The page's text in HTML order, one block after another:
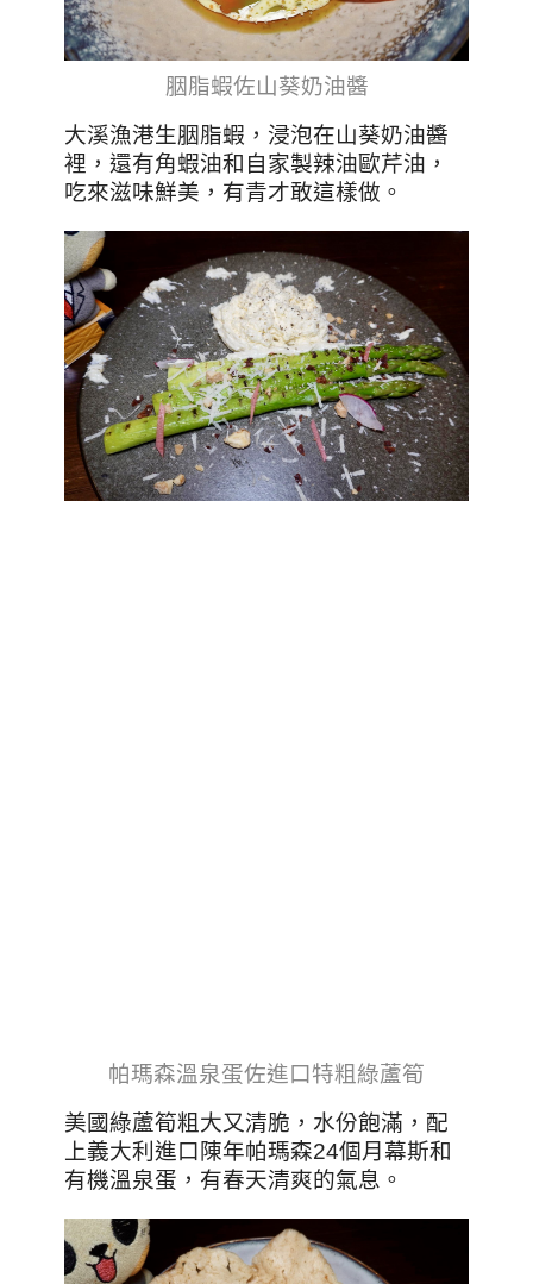
胭脂蝦佐山葵奶油醬
大溪漁港生胭脂蝦，浸泡在山葵奶油醬
裡，還有角蝦油和自家製辣油歐芹油，
吃來滋味鮮美，有青才敢這樣做。
帕瑪森溫泉蛋佐進口特粗綠蘆筍
美國綠蘆筍粗大又清脆，水份飽滿，配
上義大利進口陳年帕瑪森24個月幕斯和
有機溫泉蛋，有春天清爽的氣息。